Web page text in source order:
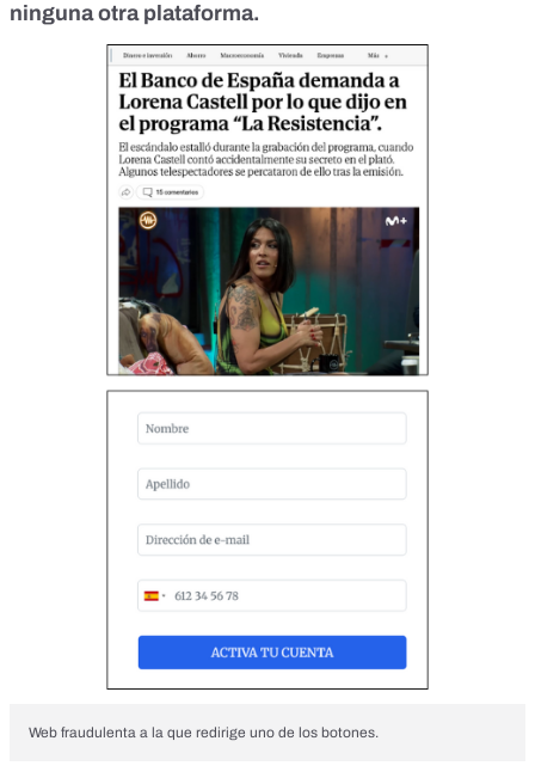
ninguna otra plataforma.
Web fraudulenta a la que redirige uno de los botones.